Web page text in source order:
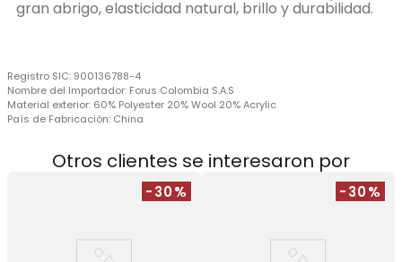
gran abrigo, elasticidad natural, brillo y durabilidad.
Registro SIC: 900136788-4
Nombre del Importador: Forus Colombia S.A.S
Material exterior: 60% Polyester 20% Wool 20% Acrylic
País de Fabricación: China
Otros clientes se interesaron por
-30% -30%